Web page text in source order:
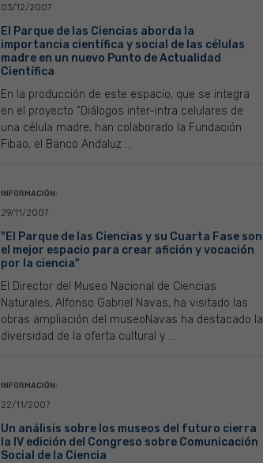
03/12/2007
El Parque de las Ciencias aborda la
importancia científica y social de las células
madre en un nuevo Punto de Actualidad
Científica
En la producción de este espacio, que se integra
en el proyecto "Diálogos inter-intra celulares de
una célula madre, han colaborado la Fundación
Fibao, el Banco Andaluz ...
INFORMACIÓN:
29/11/2007
"El Parque de las Ciencias y su Cuarta Fase son
el mejor espacio para crear afición y vocación
por la ciencia"
El Director del Museo Nacional de Ciencias
Naturales, Alfonso Gabriel Navas, ha visitado las
obras ampliación del museoNavas ha destacado la
diversidad de la oferta cultural y ...
INFORMACIÓN:
22/11/2007
Un análisis sobre los museos del futuro cierra
la IV edición del Congreso sobre Comunicación
Social de la Ciencia